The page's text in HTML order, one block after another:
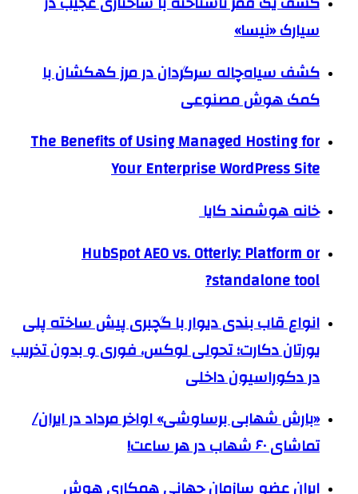
سیارک «نیسا»
کشف سیاه‌چاله سرگردان در مرز کهکشان با
کمک هوش مصنوعی
The Benefits of Using Managed Hosting for
Your Enterprise WordPress Site
خانه هوشمند کایا
HubSpot AEO vs. Otterly: Platform or
standalone tool?
انواع قاب بندی دیوار با گچبری پیش ساخته پلی
یورتان دکارت؛ تحولی لوکس، فوری و بدون تخریب
در دکوراسیون داخلی
«بارش شهابی برساوشی» اواخر مرداد در ایران/
تماشای ۶۰ شهاب در هر ساعت!
ایران عضو سازمان جهانی همکاری هوش